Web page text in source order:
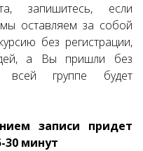
запишитесь, если
оставляем за собой
без регистрации,
а Вы пришли без
всей группе будет
записи придет
30 минут